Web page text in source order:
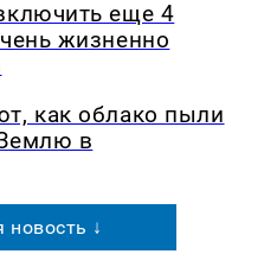
еще 4
жизненно
как облако пыли
в
↓